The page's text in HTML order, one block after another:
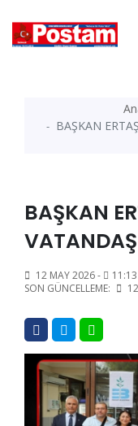
BAŞKAN
BAŞKAN
12 MAY 2026 -
11:13
SON GÜNCELLEME: